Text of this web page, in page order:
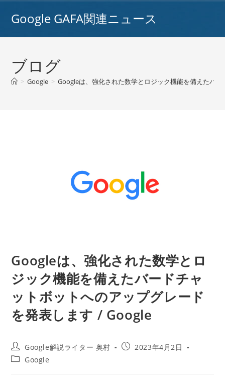
Google GAFA関連ニュース
ブログ
> Google > Googleは、強化された数学とロジック機能を備えたバ
Googleは、強化された数学とロ
ジック機能を備えたバードチャ
ットボットへのアップグレード
を発表します / Google
投
稿
者:
Google解説ライター 奥村
投
2023年4月2日
投
Google